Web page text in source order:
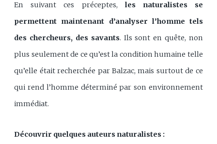
En suivant ces préceptes, les naturalistes se
permettent maintenant d’analyser l’homme tels
des chercheurs, des savants. Ils sont en quête, non
plus seulement de ce qu’est la condition humaine telle
qu’elle était recherchée par Balzac, mais surtout de ce
qui rend l’homme déterminé par son environnement
immédiat.
Découvrir quelques auteurs naturalistes :